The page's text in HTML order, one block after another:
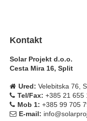
Kontakt
Solar Projekt d.o.o.
Cesta Mira 16, Split
Ured: Velebitska 76,
Tel/Fax: +385 21 655
Mob 1: +385 99 705
E-mail: